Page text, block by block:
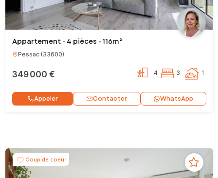
Appartement - 4 pièces - 116m²
Pessac(33600)
349 000 € 4 3 1
Appeler Contacter WhatsApp
Coup de coeur